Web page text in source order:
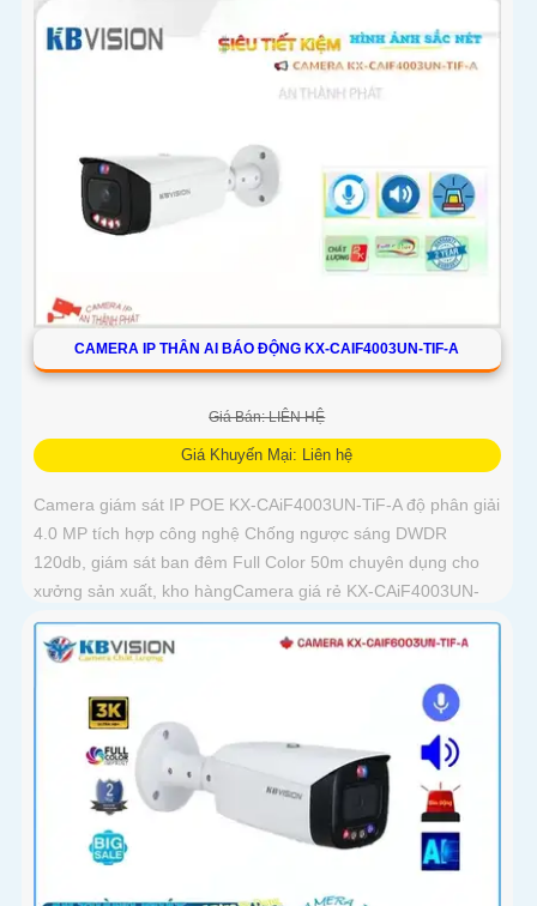
CAMERA IP THÂN AI BÁO ĐỘNG KX-CAIF4003UN-TIF-A
Giá Bán: LIÊN HỆ
Giá Khuyến Mại: Liên hệ
Camera giám sát IP POE KX-CAiF4003UN-TiF-A độ phân giải
4.0 MP tích hợp công nghệ Chống ngược sáng DWDR
120db, giám sát ban đêm Full Color 50m chuyên dụng cho
xưởng sản xuất, kho hàngCamera giá rẻ KX-CAiF4003UN-
TiF-A, độ phân giải 4